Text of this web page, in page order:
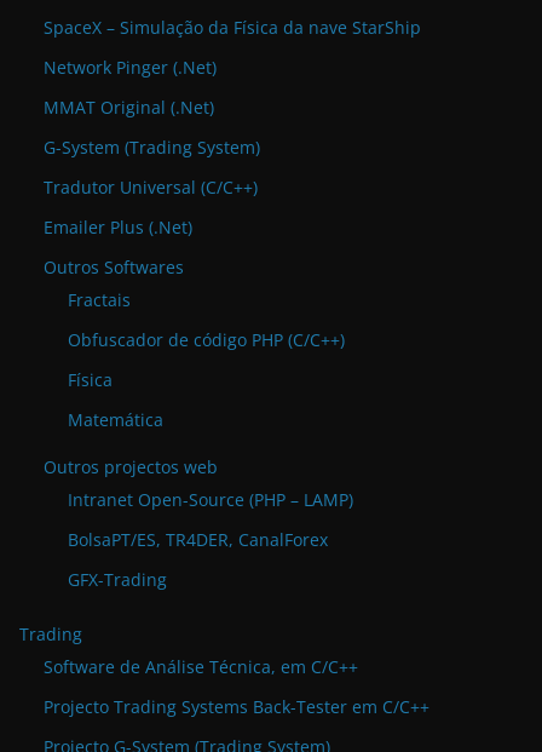
SpaceX – Simulação da Física da nave StarShip
Network Pinger (.Net)
MMAT Original (.Net)
G-System (Trading System)
Tradutor Universal (C/C++)
Emailer Plus (.Net)
Outros Softwares
Fractais
Obfuscador de código PHP (C/C++)
Física
Matemática
Outros projectos web
Intranet Open-Source (PHP – LAMP)
BolsaPT/ES, TR4DER, CanalForex
GFX-Trading
Trading
Software de Análise Técnica, em C/C++
Projecto Trading Systems Back-Tester em C/C++
Projecto G-System (Trading System)